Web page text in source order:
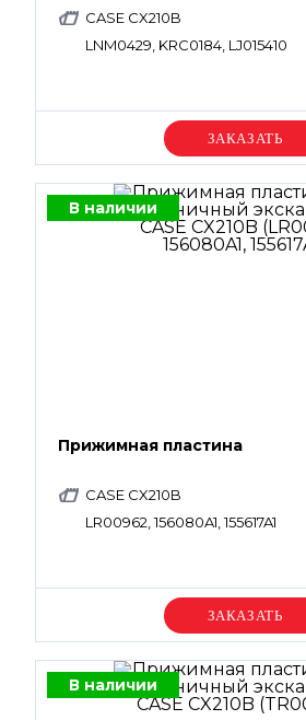
CASE CX210B
LNM0429, KRC0184, LJ015410
Уточняйте цену
В наличии
Прижимная пластина
CASE CX210B
LR00962, 156080A1, 155617A1
Уточняйте цену
В наличии